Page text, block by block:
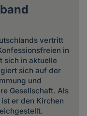
vertritt
in
sich in aktuelle
sich auf der
und
Gesellschaft. Als
er den Kirchen